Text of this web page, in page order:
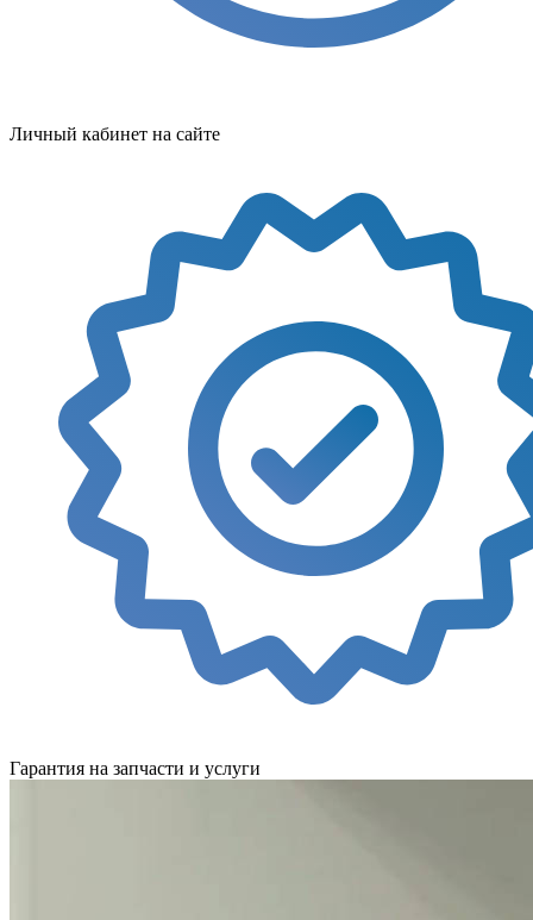
Личный кабинет на сайте
Гарантия на запчасти и услуги